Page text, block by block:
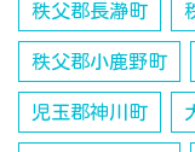
秩父郡長瀞町
秩父郡小鹿野町
児玉郡神川町